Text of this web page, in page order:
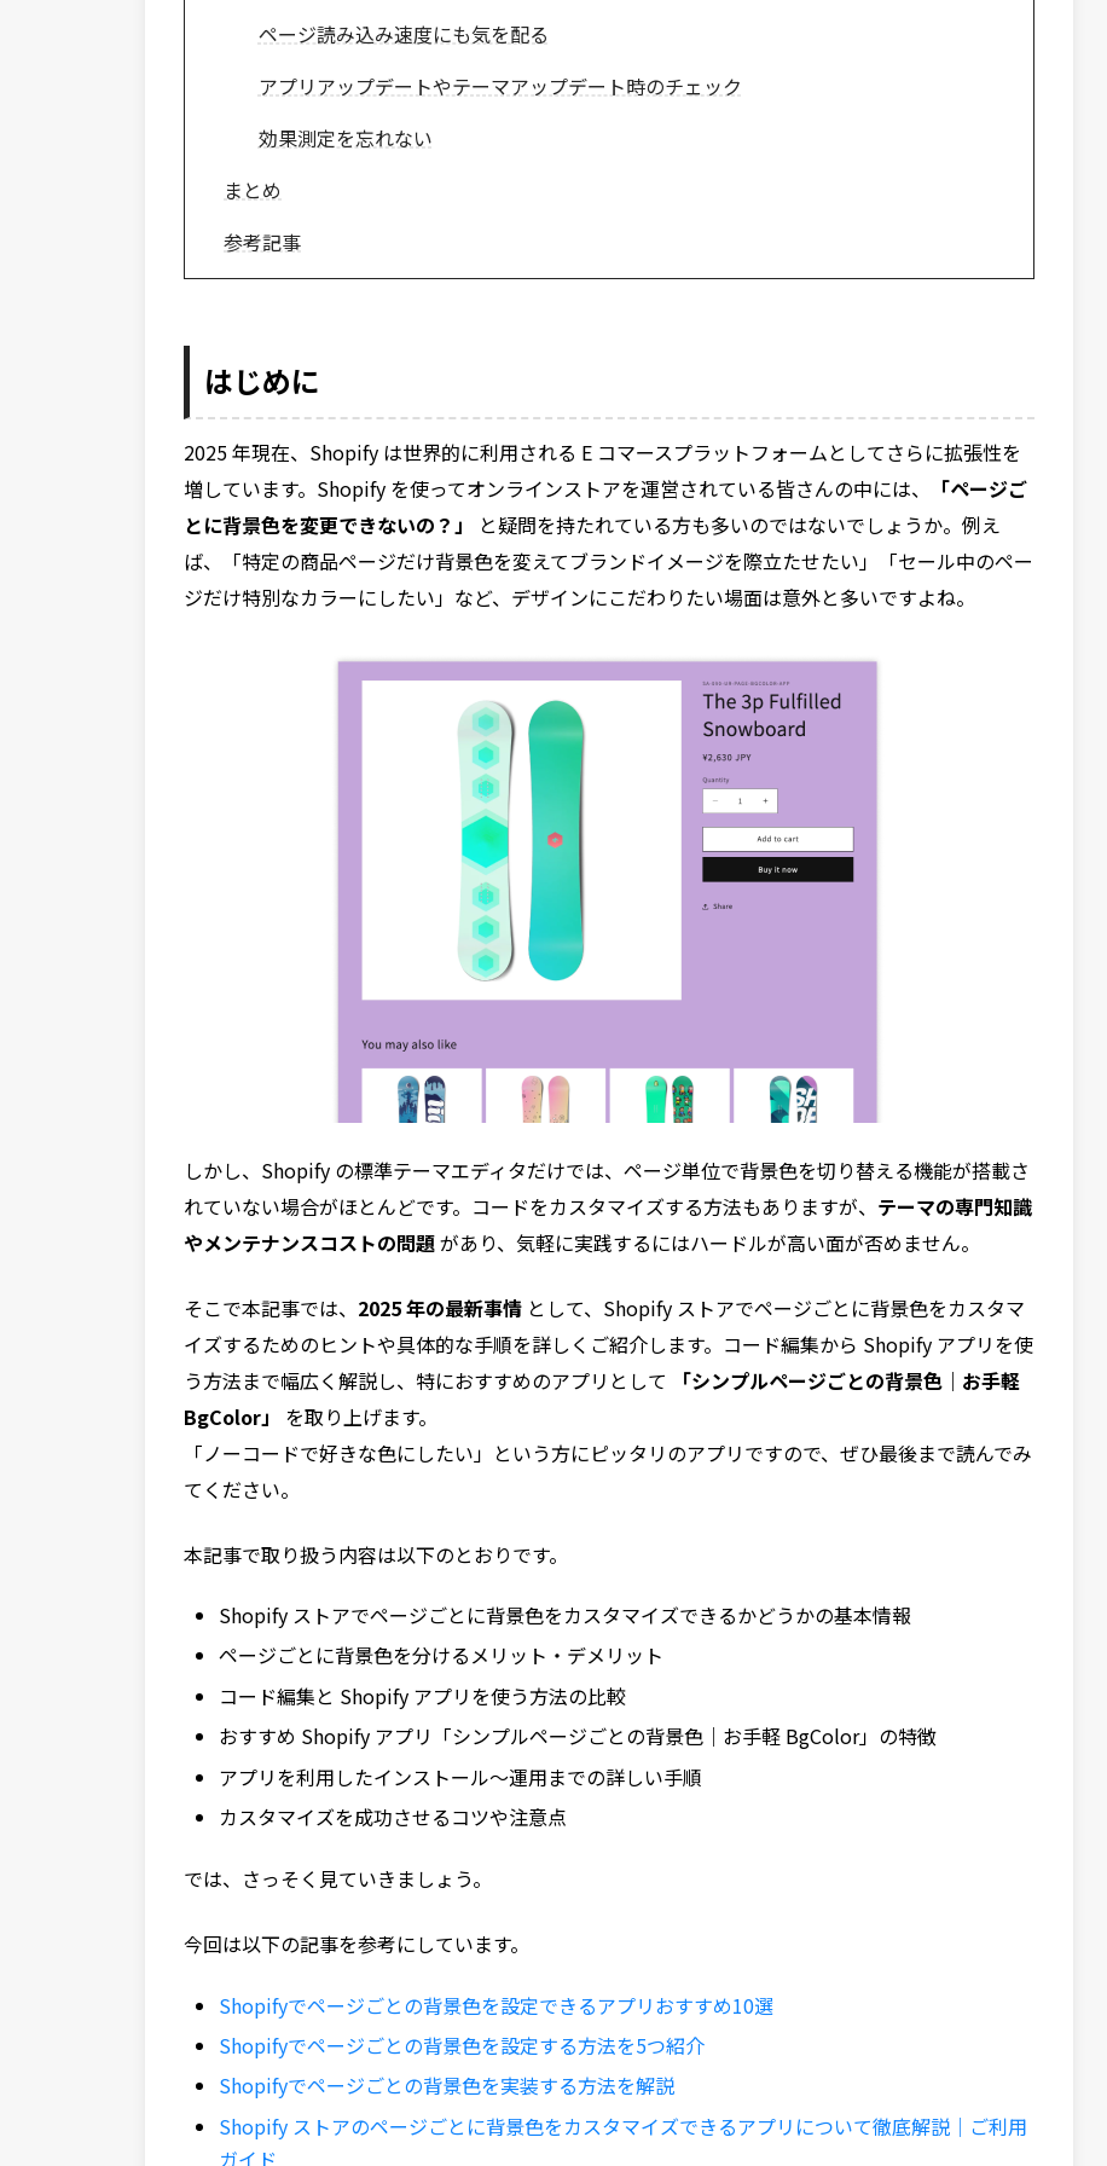
ページ読み込み速度にも気を配る
アプリアップデートやテーマアップデート時のチェック
効果測定を忘れない
まとめ
参考記事
はじめに
2025 年現在、Shopify は世界的に利用される E コマースプラットフォームとしてさらに拡張性を
増しています。Shopify を使ってオンラインストアを運営されている皆さんの中には、
「ページご
とに背景色を変更できないの？」
と疑問を持たれている方も多いのではないでしょうか。例え
ば、「特定の商品ページだけ背景色を変えてブランドイメージを際立たせたい」「セール中のペー
ジだけ特別なカラーにしたい」など、デザインにこだわりたい場面は意外と多いですよね。
しかし、Shopify の標準テーマエディタだけでは、ページ単位で背景色を切り替える機能が搭載さ
れていない場合がほとんどです。コードをカスタマイズする方法もありますが、 テーマの専門知識
やメンテナンスコストの問題があり、気軽に実践するにはハードルが高い面が否めません。
そこで本記事では、 2025 年の最新事情 として、Shopify ストアでページごとに背景色をカスタマ
イズするためのヒントや具体的な手順を詳しくご紹介します。コード編集から Shopify アプリを使
う方法まで幅広く解説し、特におすすめのアプリとして
「シンプルページごとの背景色｜お手軽
BgColor」
を取り上げます。
「ノーコードで好きな色にしたい」という方にピッタリのアプリですので、ぜひ最後まで読んでみ
てください。
本記事で取り扱う内容は以下のとおりです。
Shopify ストアでページごとに背景色をカスタマイズできるかどうかの基本情報
ページごとに背景色を分けるメリット・デメリット
コード編集と Shopify アプリを使う方法の比較
おすすめ Shopify アプリ「シンプルページごとの背景色｜お手軽 BgColor」の特徴
アプリを利用したインストール～運用までの詳しい手順
カスタマイズを成功させるコツや注意点
では、さっそく見ていきましょう。
今回は以下の記事を参考にしています。
Shopifyでページごとの背景色を設定できるアプリおすすめ10選
Shopifyでページごとの背景色を設定する方法を5つ紹介
Shopifyでページごとの背景色を実装する方法を解説
Shopify ストアのページごとに背景色をカスタマイズできるアプリについて徹底解説｜ご利用
ガイド